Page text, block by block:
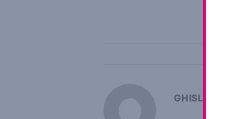
GHISLAINE